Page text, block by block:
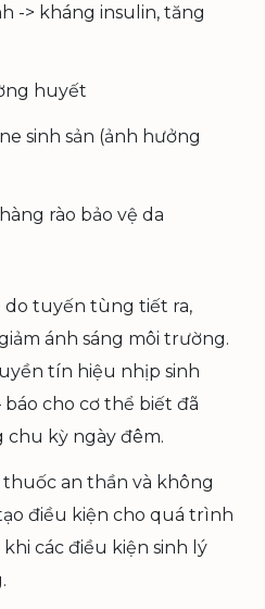
-> kháng insulin, tăng
huyết
sinh sản (ảnh hưởng
rào bảo vệ da
do tuyến tùng tiết ra,
ánh sáng môi trường.
tín hiệu nhịp sinh
báo cho cơ thể biết đã
chu kỳ ngày đêm.
an thần và không
điều kiện cho quá trình
các điều kiện sinh lý